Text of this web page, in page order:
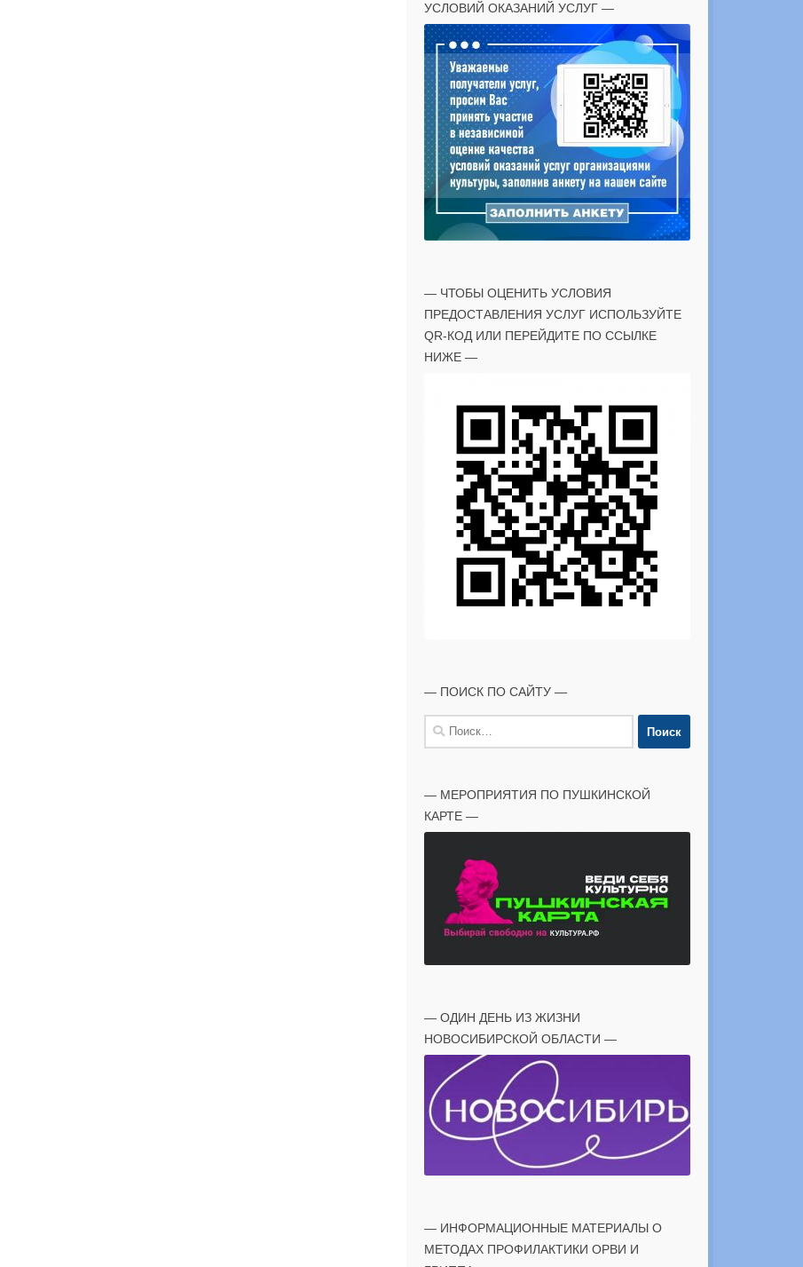
УСЛОВИЙ ОКАЗАНИЙ УСЛУГ —
— ЧТОБЫ ОЦЕНИТЬ УСЛОВИЯ
ПРЕДОСТАВЛЕНИЯ УСЛУГ ИСПОЛЬЗУЙТЕ
QR-КОД ИЛИ ПЕРЕЙДИТЕ ПО ССЫЛКЕ
НИЖЕ —
— ПОИСК ПО САЙТУ —
Найти:
— МЕРОПРИЯТИЯ ПО ПУШКИНСКОЙ
КАРТЕ —
— ОДИН ДЕНЬ ИЗ ЖИЗНИ
НОВОСИБИРСКОЙ ОБЛАСТИ —
— ИНФОРМАЦИОННЫЕ МАТЕРИАЛЫ О
МЕТОДАХ ПРОФИЛАКТИКИ ОРВИ И